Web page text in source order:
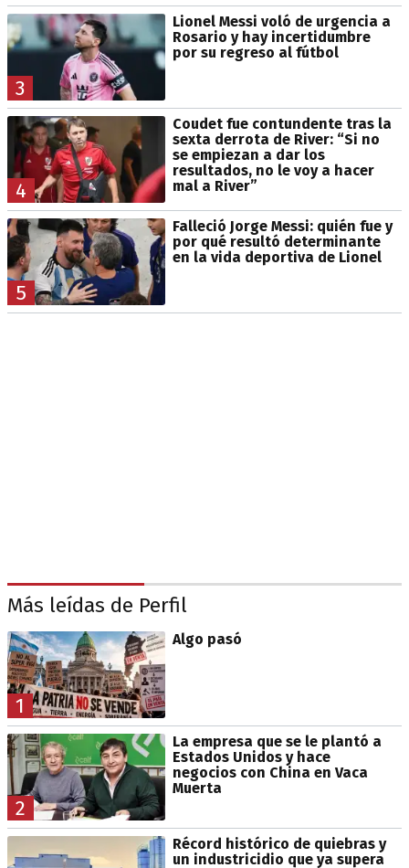
3
Lionel Messi voló de urgencia a
Rosario y hay incertidumbre
por su regreso al fútbol
4
Coudet fue contundente tras la
sexta derrota de River: “Si no
se empiezan a dar los
resultados, no le voy a hacer
mal a River”
5
Falleció Jorge Messi: quién fue y
por qué resultó determinante
en la vida deportiva de Lionel
Más leídas de Perfil
1
Algo pasó
2
La empresa que se le plantó a
Estados Unidos y hace
negocios con China en Vaca
Muerta
Récord histórico de quiebras y
un industricidio que ya supera